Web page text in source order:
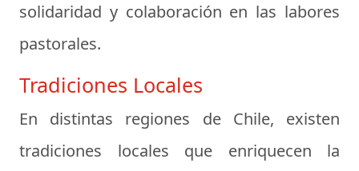
solidaridad y colaboración en las labores
pastorales.
Tradiciones Locales
En distintas regiones de Chile, existen
tradiciones locales que enriquecen la